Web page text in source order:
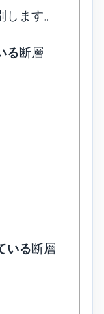
ます。
る断層
いる断層